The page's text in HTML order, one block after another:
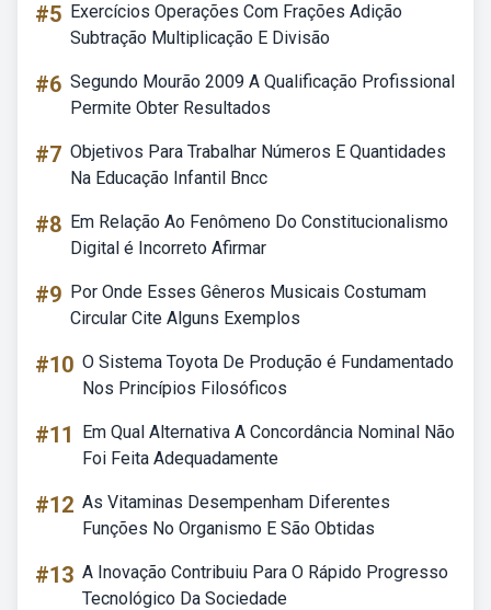
#5 Exercícios Operações Com Frações Adição
Subtração Multiplicação E Divisão
#6 Segundo Mourão 2009 A Qualificação Profissional
Permite Obter Resultados
#7 Objetivos Para Trabalhar Números E Quantidades
Na Educação Infantil Bncc
#8 Em Relação Ao Fenômeno Do Constitucionalismo
Digital é Incorreto Afirmar
#9 Por Onde Esses Gêneros Musicais Costumam
Circular Cite Alguns Exemplos
#10 O Sistema Toyota De Produção é Fundamentado
Nos Princípios Filosóficos
#11
Em Qual Alternativa A Concordância Nominal Não
Foi Feita Adequadamente
#12 As Vitaminas Desempenham Diferentes
Funções No Organismo E São Obtidas
#13 A Inovação Contribuiu Para O Rápido Progresso
Tecnológico Da Sociedade